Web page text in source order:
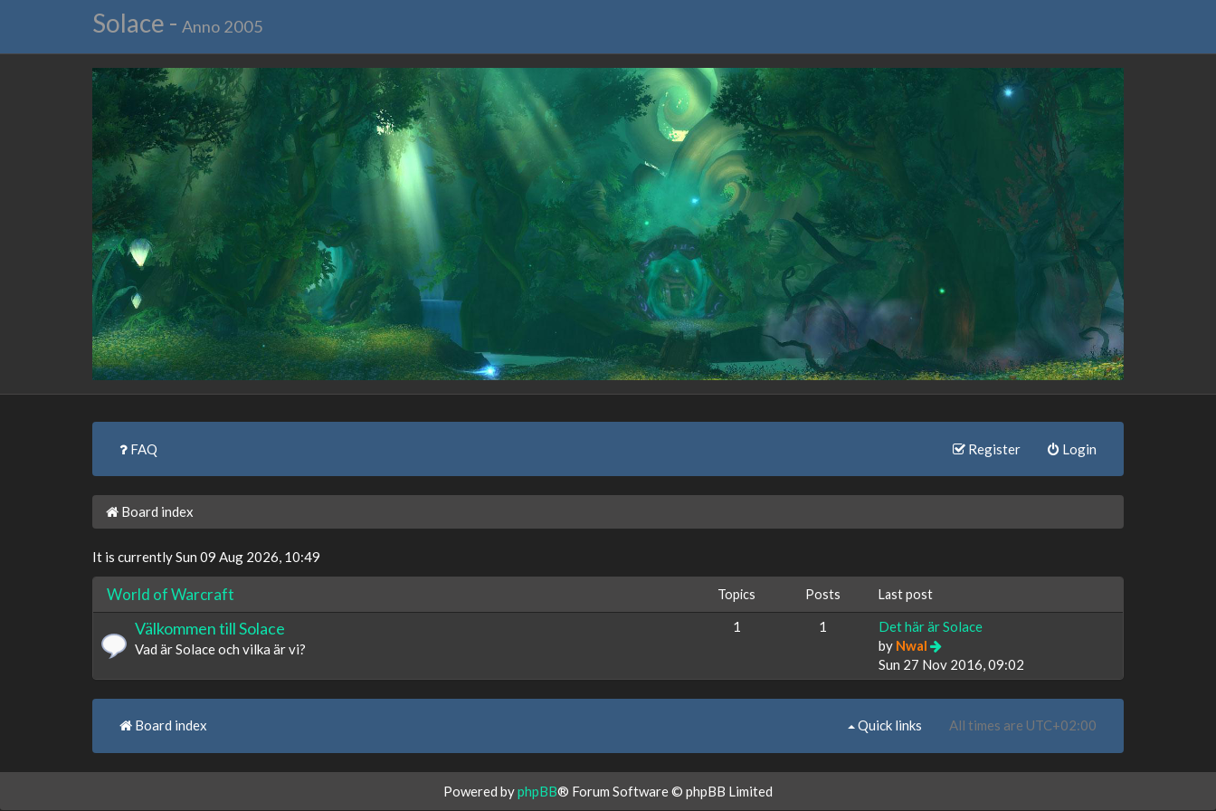
Solace - Anno 2005
FAQ Register Login
Board index
It is currently Sun 09 Aug 2026, 10:49
World of Warcraft Topics Posts Last post
Välkommen till Solace
Vad är Solace och vilka är vi?
1 1
Det här är Solace
by Nwal
Sun 27 Nov 2016, 09:02
Board index Quick links All times are UTC+02:00
Powered byphpBB® Forum Software © phpBB Limited